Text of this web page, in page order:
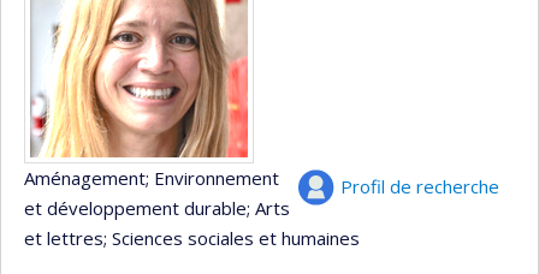
Profil de recherche
Aménagement; Environnement
et développement durable; Arts
et lettres; Sciences sociales et humaines